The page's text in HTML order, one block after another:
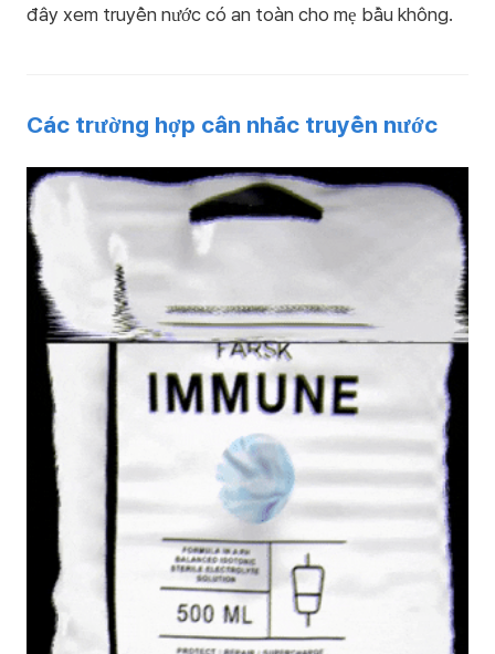
đây xem truyền nước có an toàn cho mẹ bầu không.
Các trường hợp cân nhắc truyền nước